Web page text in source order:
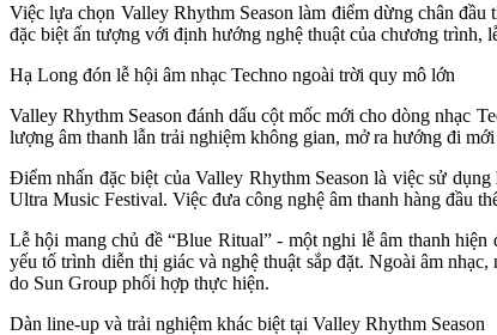
Việc lựa chọn Valley Rhythm Season làm điểm dừng chân
đặc biệt ấn tượng với định hướng nghệ thuật của chương trình,
Hạ Long đón lễ hội âm nhạc Techno ngoài trời quy mô lớn
Valley Rhythm Season đánh dấu cột mốc mới cho dòng nhạc
lượng âm thanh lẫn trải nghiệm không gian, mở ra hướng đi
Điểm nhấn đặc biệt của Valley Rhythm Season là việc sử
Ultra Music Festival. Việc đưa công nghệ âm thanh hàng đầu
Lễ hội mang chủ đề “Blue Ritual” - một nghi lễ âm thanh
yếu tố trình diễn thị giác và nghệ thuật sắp đặt. Ngoài âm
do Sun Group phối hợp thực hiện.
Dàn line-up và trải nghiệm khác biệt tại Valley Rhythm Season